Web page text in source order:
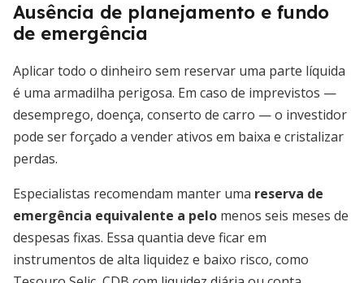
Ausência de planejamento e fundo
de emergência
Aplicar todo o dinheiro sem reservar uma parte líquida
é uma armadilha perigosa. Em caso de imprevistos —
desemprego, doença, conserto de carro — o investidor
pode ser forçado a vender ativos em baixa e cristalizar
perdas.
Especialistas recomendam manter uma reserva de
emergência equivalente a pelo menos seis meses de
despesas fixas. Essa quantia deve ficar em
instrumentos de alta liquidez e baixo risco, como